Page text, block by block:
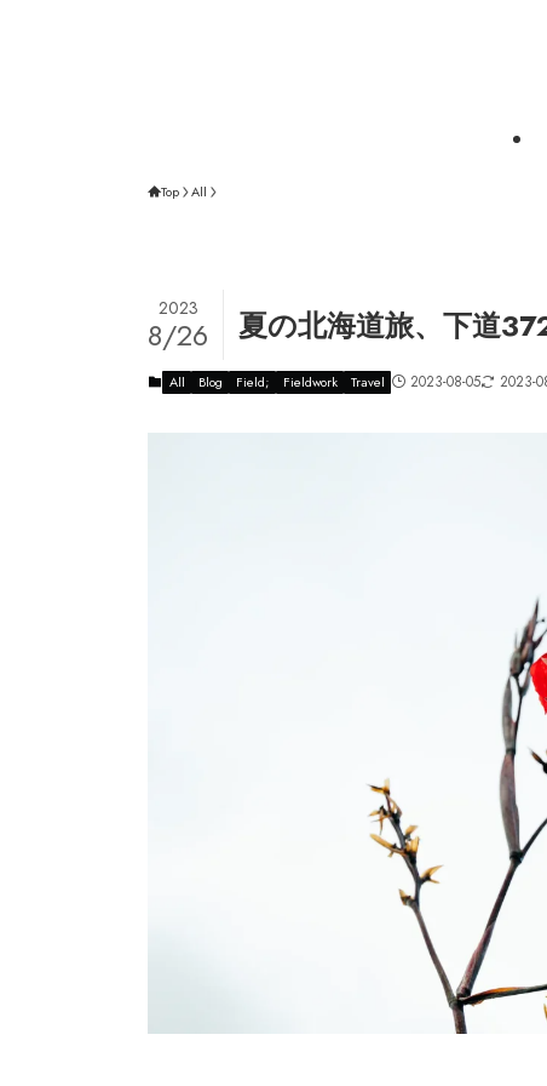
Top All
夏の北海道旅、下道
2023
8/26
All Blog Field; Fieldwork Travel 2023-08-05 2023-